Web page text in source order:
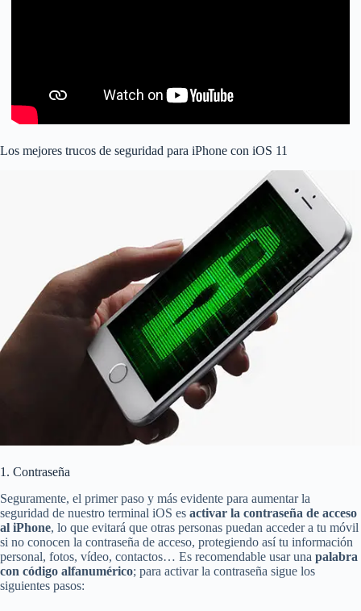
Los mejores trucos de seguridad para iPhone con iOS 11
1. Contraseña
Seguramente, el primer paso y más evidente para aumentar la
seguridad de nuestro terminal iOS es activar la contraseña de acceso
al iPhone, lo que evitará que otras personas puedan acceder a tu móvil
si no conocen la contraseña de acceso, protegiendo así tu información
personal, fotos, vídeo, contactos… Es recomendable usar una palabra
con código alfanumérico; para activar la contraseña sigue los
siguientes pasos: